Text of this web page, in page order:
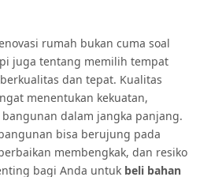
rumah bukan cuma soal
juga tentang memilih tempat
dan tepat. Kualitas
menentukan kekuatan,
dalam jangka panjang.
bisa berujung pada
membengkak, dan resiko
bagi Anda untuk beli bahan